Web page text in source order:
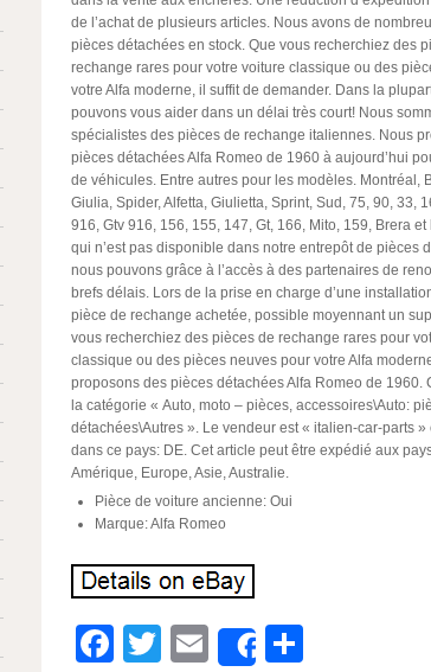
de l’achat de plusieurs articles. Nous avons de
pièces détachées en stock. Que vous recherchiez des
rechange rares pour votre voiture classique ou des
votre Alfa moderne, il suffit de demander. Dans la
pouvons vous aider dans un délai très court! Nous
spécialistes des pièces de rechange italiennes. Nous
pièces détachées Alfa Romeo de 1960 à aujourd’hui
de véhicules. Entre autres pour les modèles. Montréal,
Giulia, Spider, Alfetta, Giulietta, Sprint, Sud, 75, 90, 33,
916, Gtv 916, 156, 155, 147, Gt, 166, Mito, 159, Brera et
qui n’est pas disponible dans notre entrepôt de pièces
nous pouvons grâce à l’accès à des partenaires de
brefs délais. Lors de la prise en charge d’une
pièce de rechange achetée, possible moyennant un
vous recherchiez des pièces de rechange rares pour
classique ou des pièces neuves pour votre Alfa
proposons des pièces détachées Alfa Romeo de 1960.
la catégorie « Auto, moto – pièces, accessoires\Auto:
détachées\Autres ». Le vendeur est « italien-car-parts »
dans ce pays: DE. Cet article peut être expédié aux
Amérique, Europe, Asie, Australie.
Pièce de voiture ancienne: Oui
Marque: Alfa Romeo
Facebook
TwitterEmailShare